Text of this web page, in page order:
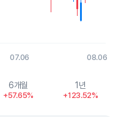
07.06 08.06
6개월
+57.65%
1년
+123.52%